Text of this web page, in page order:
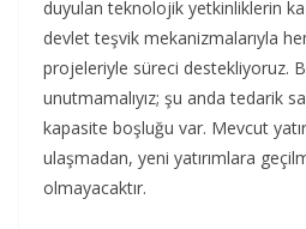
duyulan teknolojik yetkinliklerin
devlet teşvik mekanizmalarıyla
projeleriyle süreci destekliyoruz.
unutmamalıyız; şu anda tedarik
kapasite boşluğu var. Mevcut
ulaşmadan, yeni yatırımlara
olmayacaktır.